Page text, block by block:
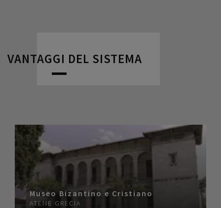
VANTAGGI DEL SISTEMA
Museo Bizantino e Cristiano
ATENE GRECIA